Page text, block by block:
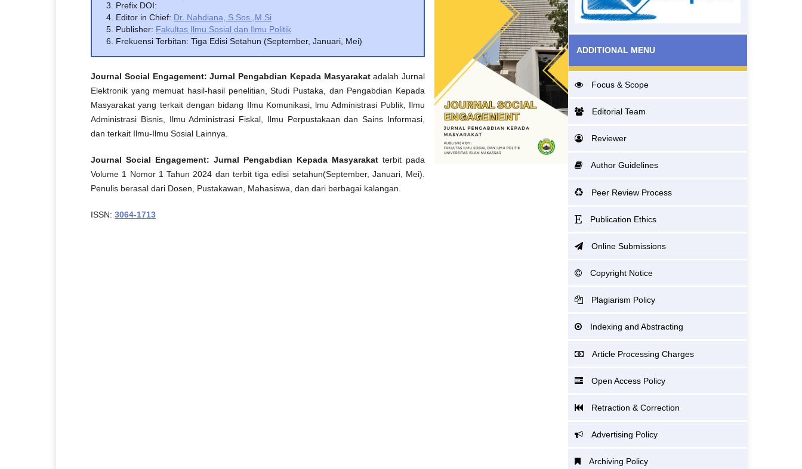
Prefix DOI:
Editor in Chief: Dr. Nahdiana, S.Sos.,M.Si
Publisher: Fakultas Ilmu Sosial dan Ilmu Politik
Frekuensi Terbitan: Tiga Edisi Setahun (September, Januari, Mei)
Journal Social Engagement: Jurnal Pengabdian Kepada Masyarakatadalah Jurnal
Elektronik yang memuat hasil-hasil penelitian, Studi Pustaka, dan Pengabdian Kepada
Masyarakat yang terkait dengan bidang Ilmu Komunikasi, lmu Administrasi Publik, Ilmu
Administrasi Bisnis, Ilmu Administrasi Fiskal, Ilmu Perpustakaan dan Sains Informasi,
dan terkait Ilmu-Ilmu Sosial Lainnya.
Journal Social Engagement: Jurnal Pengabdian Kepada Masyarakat terbit pada
Volume 1 Nomor 1 Tahun 2024 dan terbit tiga edisi setahun(September, Januari, Mei).
Penulis berasal dari Dosen, Pustakawan, Mahasiswa, dan dari berbagai kalangan.
ISSN: 3064-1713
ADDITIONAL MENU
Focus & Scope
Editorial Team
Reviewer
Author Guidelines
Peer Review Process
Publication Ethics
Online Submissions
Copyright Notice
Plagiarism Policy
Indexing and Abstracting
Article Processing Charges
Open Access Policy
Retraction & Correction
Advertising Policy
Archiving Policy